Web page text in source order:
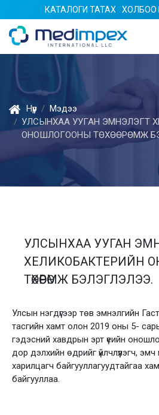
КАТАЛОГИ ТАТАХ ХОЛБОО
Нүүр
Мэдээ
УЛСЫНХАА УУГАН ЭМНЭЛЭГТ
ОНОШЛОГООНЫ ТӨХӨӨРӨМЖ
УЛСЫНХАА УУГАН
ХЕЛИКОБАКТЕРИЙН
ТӨХӨӨРӨМЖ БЭЛЭГЛЭЛЭЭ.
Улсын нэгдүгээр төв эмнэлгийн
тасгийн хамт олон 2019 оны 5-
гэдэсний хавдрын эрт үеийн
дор дэлхийн өдрийг үйлчлүүлэгч, эмч
харилцагч байгууллагуудтайгаа
байгууллаа.